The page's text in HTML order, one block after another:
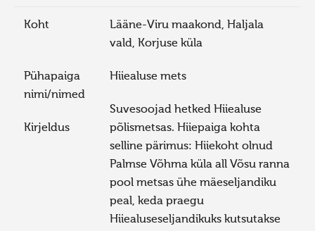
Koht
Lääne-Viru maakond, Haljala
vald, Korjuse küla
Pühapaiga
nimi/nimed
Hiiealuse mets
Kirjeldus
Suvesoojad hetked Hiiealuse
põlismetsas. Hiiepaiga kohta
selline pärimus: Hiiekoht olnud
Palmse Võhma küla all Võsu ranna
pool metsas ühe mäeseljandiku
peal, keda praegu
Hiiealuseseljandikuks kutsutakse